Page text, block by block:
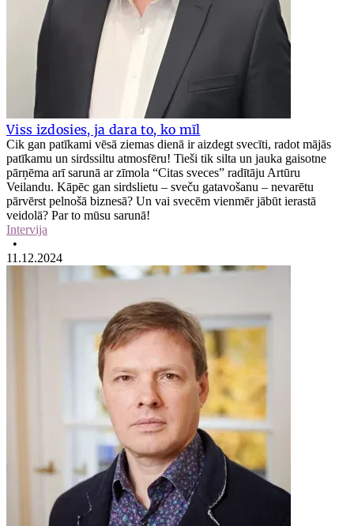
Viss izdosies, ja dara to, ko mīl
Cik gan patīkami vēsā ziemas dienā ir aizdegt svecīti, radot mājās
patīkamu un sirdssiltu atmosfēru! Tieši tik silta un jauka gaisotne
pārņēma arī sarunā ar zīmola “Citas sveces” radītāju Artūru
Veilandu. Kāpēc gan sirdslietu – sveču gatavošanu – nevarētu
pārvērst pelnošā biznesā? Un vai svecēm vienmēr jābūt ierastā
veidolā? Par to mūsu sarunā!
Intervija
•
11.12.2024